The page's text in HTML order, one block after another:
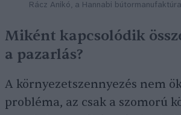
Rácz Anikó, a Hannabi
Miként kapcsolódik
a pazarlás?
A környezetszennyezés nem
probléma, az csak a szomorú